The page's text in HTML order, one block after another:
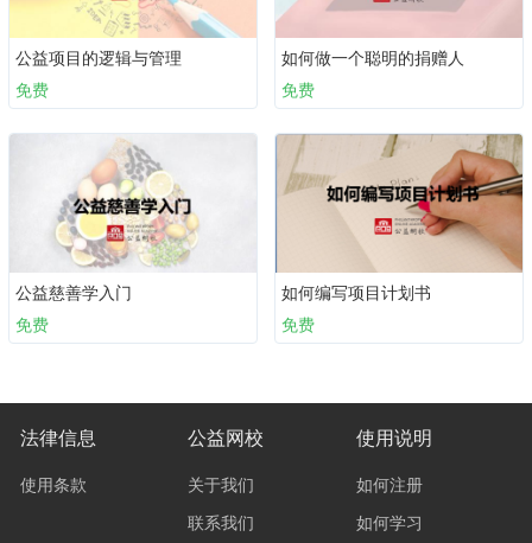
公益项目的逻辑与管理
免费
如何做一个聪明的捐赠人
免费
公益慈善学入门
免费
如何编写项目计划书
免费
法律信息
使用条款
公益网校
关于我们
联系我们
使用说明
如何注册
如何学习